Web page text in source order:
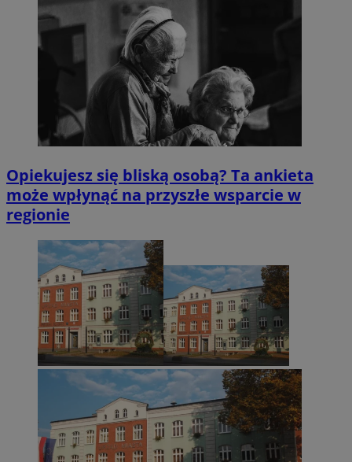
Opiekujesz się bliską osobą? Ta ankieta
może wpłynąć na przyszłe wsparcie w
regionie